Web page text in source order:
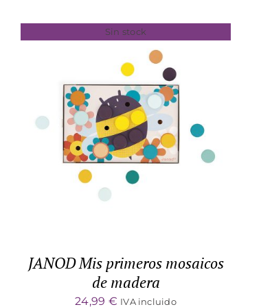
Sin stock
DETALLES
JANOD Mis primeros mosaicos
de madera
24,99 € IVA incluido